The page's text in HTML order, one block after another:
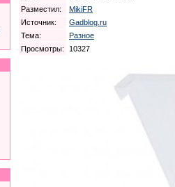
Разместил:
MikiFR
Источник:
Gadblog.ru
Тема:
Разное
Просмотры:
10327